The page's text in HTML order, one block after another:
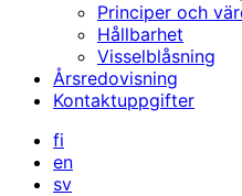
Principer och
Hållbarhet
Visselblåsning
Årsredovisning
Kontaktuppgifter
fi
en
sv